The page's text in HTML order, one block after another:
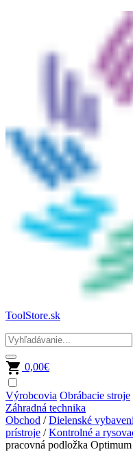
ToolStore.sk
0,00€
Výrobcovia Obrábacie stroje
Záhradná technika
Obchod /Dielenské
prístroje /Kontrolné a
pracovná podložka Optimum